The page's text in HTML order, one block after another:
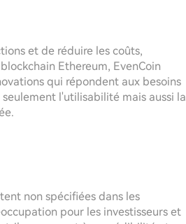
et de réduire les coûts,
Ethereum, EvenCoin
qui répondent aux besoins
l'utilisabilité mais aussi la
non spécifiées dans les
pour les investisseurs et